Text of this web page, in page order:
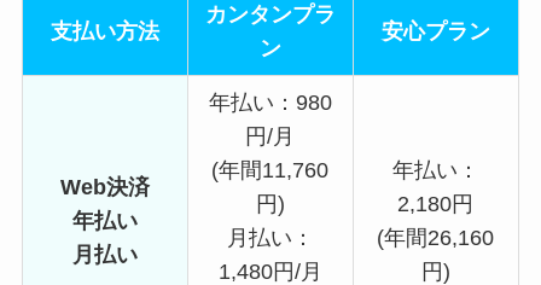
支払い方法
カンタンプラ
ン
安心プラン
Web決済
年払い
月払い
年払い：980
円/月
(年間11,760
円)
月払い：
1,480円/月
年払い：
2,180円
(年間26,160
円)